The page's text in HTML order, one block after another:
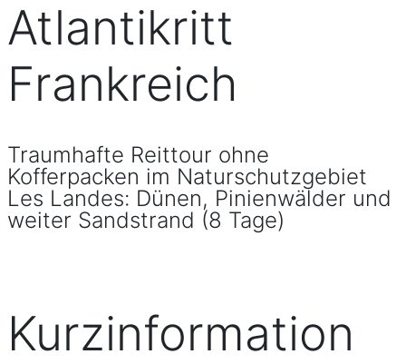
Atlantikritt
Frankreich
Traumhafte Reittour ohne
Kofferpacken im Naturschutzgebiet
Les Landes: Dünen, Pinienwälder und
weiter Sandstrand (8 Tage)
Kurzinformation